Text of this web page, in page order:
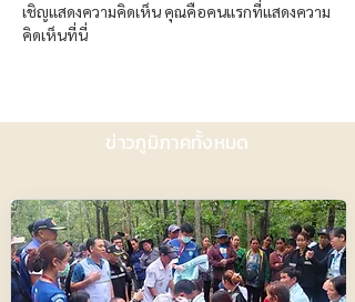
เชิญแสดงความคิดเห็น คุณคือคนแรกที่แสดงความ
คิดเห็นที่นี่
ข่าวภูมิภาคทั้งหมด